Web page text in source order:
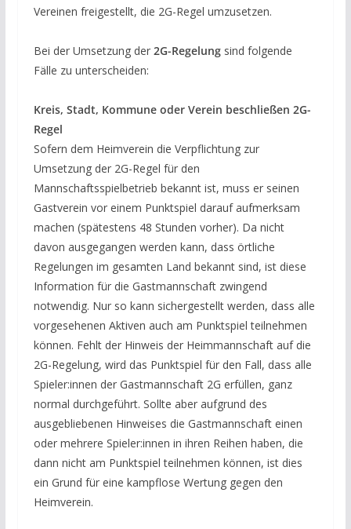
Vereinen freigestellt, die 2G-Regel umzusetzen.
Bei der Umsetzung der 2G-Regelungsind folgende
Fälle zu unterscheiden:
Kreis, Stadt, Kommune oder Verein beschließen 2G-
Regel
Sofern dem Heimverein die Verpflichtung zur
Umsetzung der 2G-Regel für den
Mannschaftsspielbetrieb bekannt ist, muss er seinen
Gastverein vor einem Punktspiel darauf aufmerksam
machen (spätestens 48 Stunden vorher). Da nicht
davon ausgegangen werden kann, dass örtliche
Regelungen im gesamten Land bekannt sind, ist diese
Information für die Gastmannschaft zwingend
notwendig. Nur so kann sichergestellt werden, dass alle
vorgesehenen Aktiven auch am Punktspiel teilnehmen
können. Fehlt der Hinweis der Heimmannschaft auf die
2G-Regelung, wird das Punktspiel für den Fall, dass alle
Spieler:innen der Gastmannschaft 2G erfüllen, ganz
normal durchgeführt. Sollte aber aufgrund des
ausgebliebenen Hinweises die Gastmannschaft einen
oder mehrere Spieler:innen in ihren Reihen haben, die
dann nicht am Punktspiel teilnehmen können, ist dies
ein Grund für eine kampflose Wertung gegen den
Heimverein.